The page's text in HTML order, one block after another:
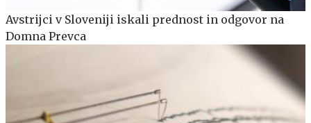
Avstrijci v Sloveniji iskali prednost in odgovor na
Domna Prevca